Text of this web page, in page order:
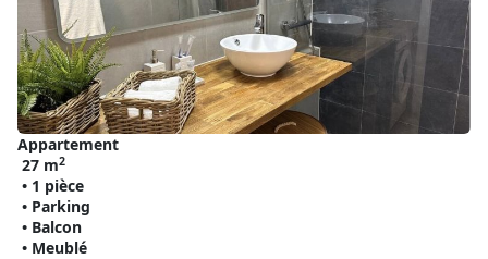
Appartement
27 m2
• 1 pièce
• Parking
• Balcon
• Meublé